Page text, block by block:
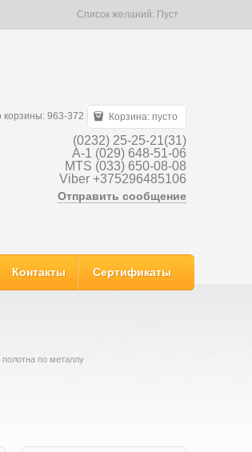
Список желаний: Пуст
корзины: 963-372 Корзина: пусто
(0232) 25-25-21(31)
A-1 (029) 648-51-06
MTS (033) 650-08-08
Viber +375296485106
Отправить сообщение
Контакты Сертификаты
по металлу